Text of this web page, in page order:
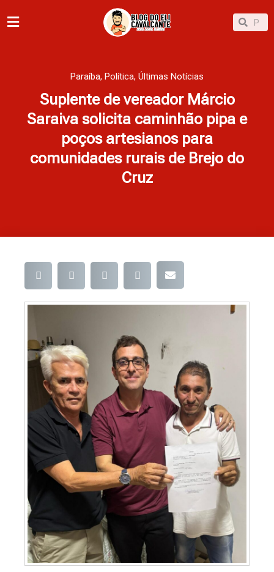
para
Pesquisar
Paraíba, Política, Últimas Notícias
Suplente de vereador Márcio
Saraiva solicita caminhão pipa e
poços artesianos para
comunidades rurais de Brejo do
Cruz